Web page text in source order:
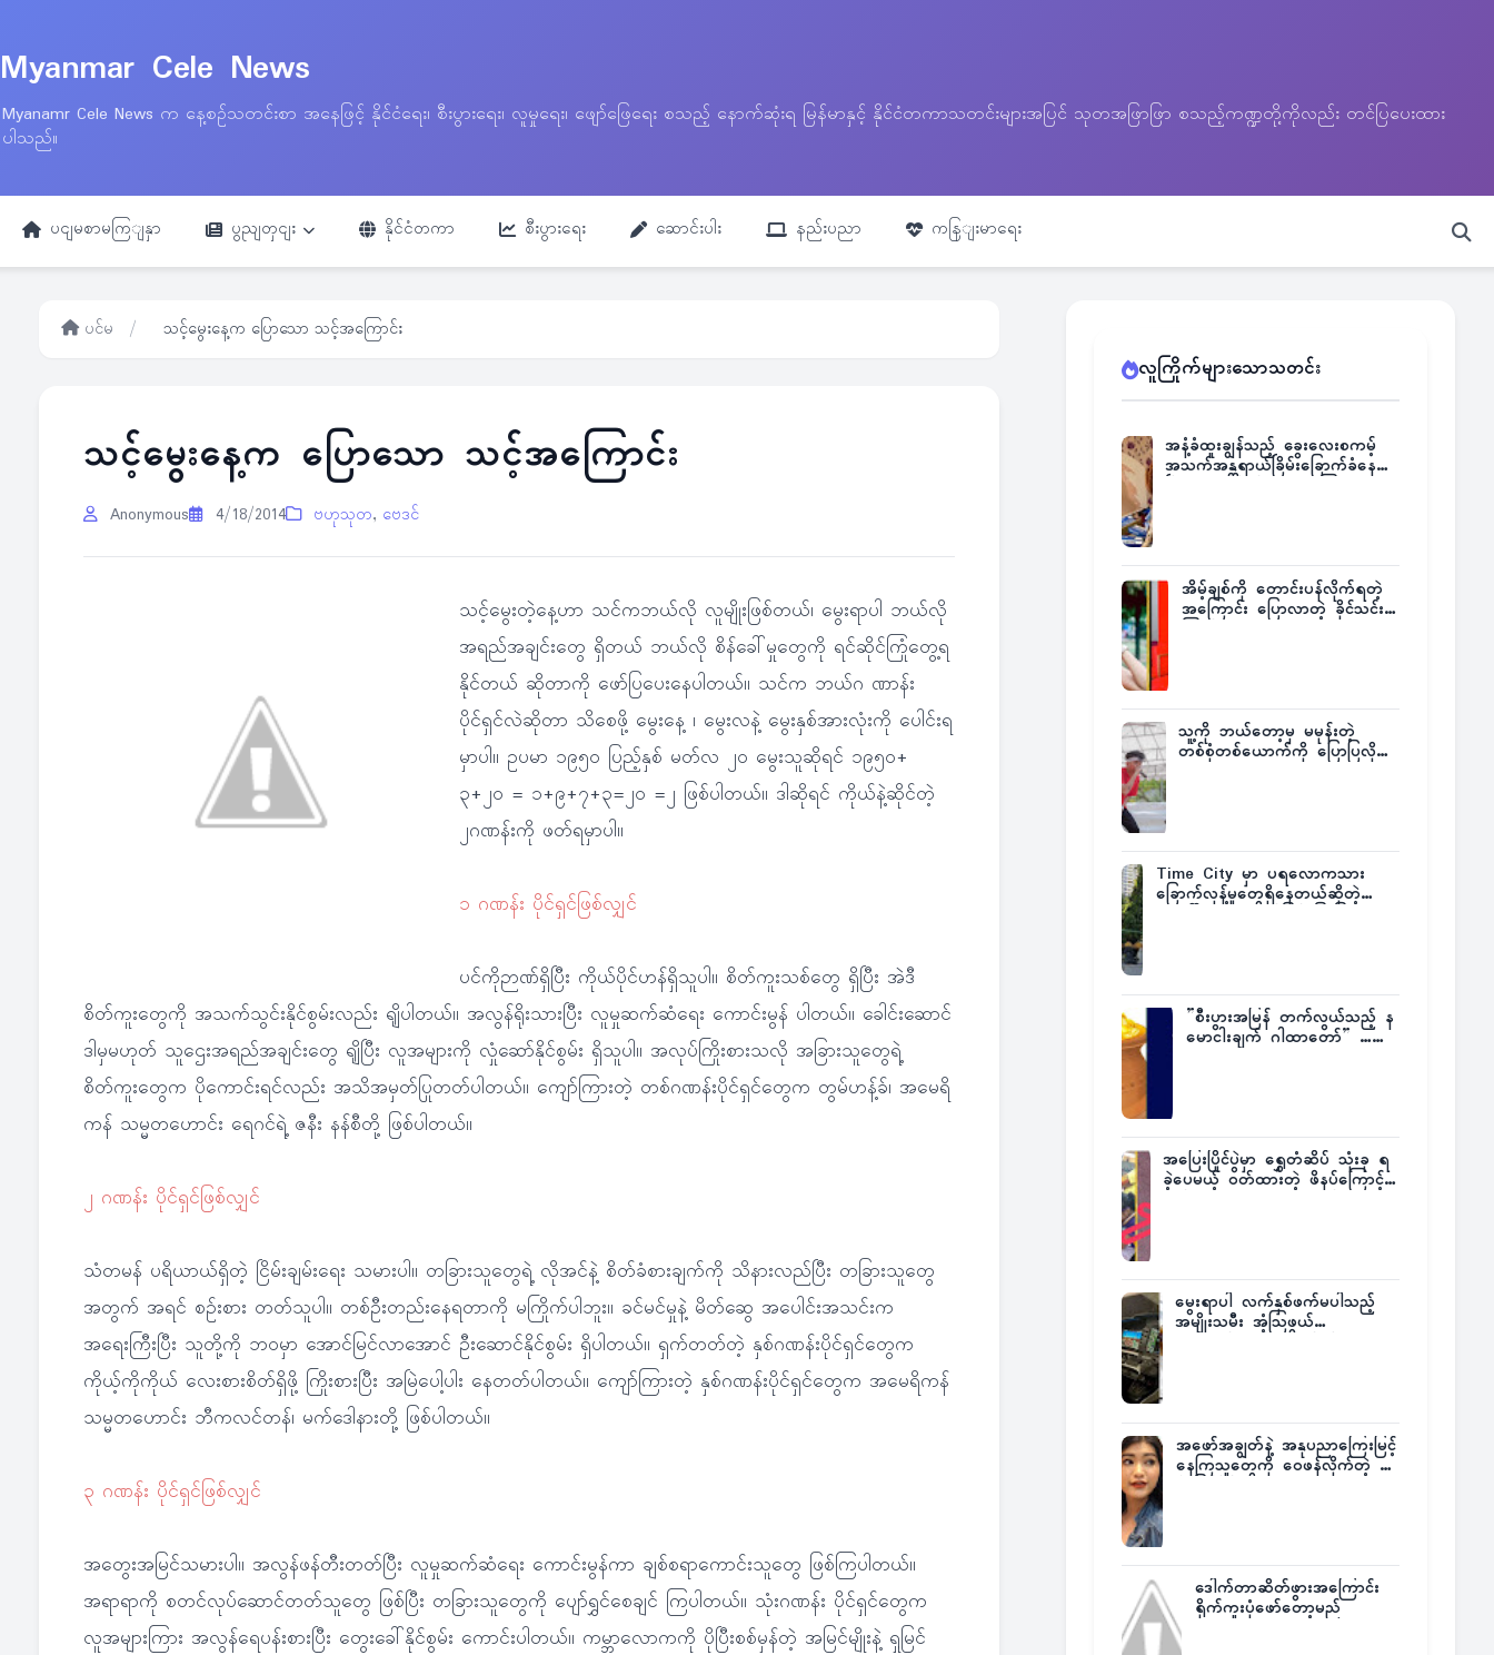
Myanmar Cele News
Myanamr Cele News က နေ့စဉ်သတင်းစာ အနေဖြင့် နိုင်ငံရေး၊ စီးပွားရေး၊ လူမှုရေး၊ ဖျော်ဖြေရေး စသည့် နောက်ဆုံးရ မြန်မာနှင့် နိုင်ငံတကာသတင်းများအပြင် သုတအဖြာဖြာ စသည့်ကဏ္ဍတို့ကိုလည်း တင်ပြပေးထား
ပါသည်။
ပငျမစာမကြျနှာ ပွညျတှငျး နိုင်ငံတကာ စီးပွားရေး ဆောင်းပါး နည်းပညာ ကနြျးမာရေး
ပင်မ / သင့်မွေးနေ့က ပြောသော သင့်အကြောင်း
သင့်မွေးနေ့က ပြောသော သင့်အကြောင်း
Anonymous 4/18/2014 ဗဟုသုတ, ဗေဒင်
သင့်မွေးတဲ့နေ့ဟာ သင်ကဘယ်လို လူမျိုးဖြစ်တယ်၊ မွေးရာပါ ဘယ်လို
အရည်အချင်းတွေ ရှိတယ် ဘယ်လို စိန်ခေါ်မှုတွေကို ရင်ဆိုင်ကြုံတွေ့ရ
နိုင်တယ် ဆိုတာကို ဖော်ပြပေးနေပါတယ်။ သင်က ဘယ်ဂ ဏာန်း
ပိုင်ရှင်လဲဆိုတာ သိစေဖို့ မွေးနေ့ ၊ မွေးလနဲ့ မွေးနှစ်အားလုံးကို ပေါင်းရ
မှာပါ။ ဥပမာ ၁၉၅၀ ပြည့်နှစ် မတ်လ ၂၀ မွေးသူဆိုရင် ၁၉၅၀+
၃+၂၀ = ၁+၉+၇+၃=၂၀ =၂ ဖြစ်ပါတယ်။ ဒါဆိုရင် ကိုယ်နဲ့ဆိုင်တဲ့
၂ဂဏန်းကို ဖတ်ရမှာပါ။
၁ ဂဏန်း ပိုင်ရှင်ဖြစ်လျှင်
ပင်ကိုဉာဏ်ရှိပြီး ကိုယ်ပိုင်ဟန်ရှိသူပါ။ စိတ်ကူးသစ်တွေ ရှိပြီး အဲဒီ
စိတ်ကူးတွေကို အသက်သွင်းနိုင်စွမ်းလည်း ရျိပါတယ်။ အလွန်ရိုးသားပြီး လူမှုဆက်ဆံရေး ကောင်းမွန် ပါတယ်။ ခေါင်းဆောင်
ဒါမှမဟုတ် သူဌေးအရည်အချင်းတွေ ရျိပြီး လူအများကို လှုံဆော်နိုင်စွမ်း ရှိသူပါ။ အလုပ်ကြိုးစားသလို အခြားသူတွေရဲ့
စိတ်ကူးတွေက ပိုကောင်းရင်လည်း အသိအမှတ်ပြုတတ်ပါတယ်။ ကျော်ကြားတဲ့ တစ်ဂဏန်းပိုင်ရှင်တွေက တွမ်ဟန့်ခ်၊ အမေရိ
ကန် သမ္မတဟောင်း ရေဂင်ရဲ့ ဇနီး နန်စီတို့ ဖြစ်ပါတယ်။
၂ ဂဏန်း ပိုင်ရှင်ဖြစ်လျှင်
သံတမန် ပရိယာယ်ရှိတဲ့ ငြိမ်းချမ်းရေး သမားပါ။ တခြားသူတွေရဲ့ လိုအင်နဲ့ စိတ်ခံစားချက်ကို သိနားလည်ပြီး တခြားသူတွေ
အတွက် အရင် စဉ်းစား တတ်သူပါ။ တစ်ဦးတည်းနေရတာကို မကြိုက်ပါဘူး။ ခင်မင်မှုနဲ့ မိတ်ဆွေ အပေါင်းအသင်းက
အရေးကြီးပြီး သူတို့ကို ဘဝမှာ အောင်မြင်လာအောင် ဦးဆောင်နိုင်စွမ်း ရှိပါတယ်။ ရှက်တတ်တဲ့ နှစ်ဂဏန်းပိုင်ရှင်တွေက
ကိုယ့်ကိုကိုယ် လေးစားစိတ်ရှိဖို့ ကြိုးစားပြီး အမြဲပေါ့ပါး နေတတ်ပါတယ်။ ကျော်ကြားတဲ့ နှစ်ဂဏန်းပိုင်ရှင်တွေက အမေရိကန်
သမ္မတဟောင်း ဘီကလင်တန်၊ မက်ဒေါနားတို့ ဖြစ်ပါတယ်။
၃ ဂဏန်း ပိုင်ရှင်ဖြစ်လျှင်
အတွေးအမြင်သမားပါ။ အလွန်ဖန်တီးတတ်ပြီး လူမှုဆက်ဆံရေး ကောင်းမွန်ကာ ချစ်စရာကောင်းသူတွေ ဖြစ်ကြပါတယ်။
အရာရာကို စတင်လုပ်ဆောင်တတ်သူတွေ ဖြစ်ပြီး တခြားသူတွေကို ပျော်ရွှင်စေချင် ကြပါတယ်။ သုံးဂဏန်း ပိုင်ရှင်တွေက
လူအများကြား အလွန်ရေပန်းစားပြီး တွေးခေါ်နိုင်စွမ်း ကောင်းပါတယ်။ ကမ္ဘာလောကကို ပိုပြီးစစ်မှန်တဲ့ အမြင်မျိုးနဲ့ ရှုမြင်
လူကြိုက်များသောသတင်း
အနံ့ခံထူးချွန်သည့် ခွေးလေးစကမ့်
အသက်အန္တရာယ်ခြိမ်းခြောက်ခံနေရ
အိမ့်ချစ်ကို တောင်းပန်လိုက်ရတဲ့
အကြောင်း ပြောလာတဲ့ ခိုင်သင်း
သူ့ကို ဘယ်တော့မှ မမုန်းတဲ့
တစ်စုံတစ်ယောက်ကို ပြောပြလိုက်
Time City မှာ ပရလောကသား
ခြောက်လှန့်မှုတွေရှိနေတယ်ဆိုတဲ့
”စီးပွားအမြန် တက်လွယ်သည့် န
မောငါးချက် ဂါထာတော်” ……
အပြေးပြိုင်ပွဲမှာ ရွှေတံဆိပ် သုံးခု ရ
ခဲ့ပေမယ့် ဝတ်ထားတဲ့ ဖိနပ်ကြောင့်
မွေးရာပါ လက်နှစ်ဖက်မပါသည့်
အမျိုးသမီး အံ့သြဖွယ်
အဖော်အချွတ်နဲ့ အနုပညာကြေးမြင့်
နေကြသူတွေကို ဝေဖန်လိုက်တဲ့ သ
ဒေါက်တာဆိတ်ဖွားအကြောင်း
ရိုက်ကူးပုံဖော်တော့မည်